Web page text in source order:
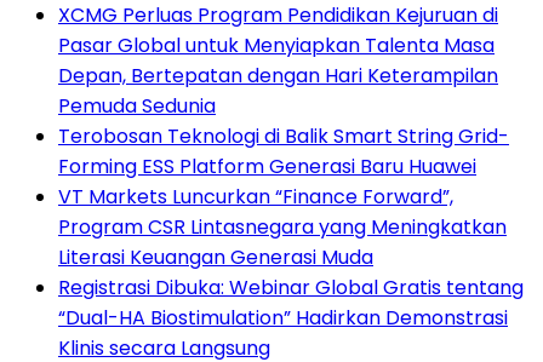
XCMG Perluas Program Pendidikan Kejuruan di
Pasar Global untuk Menyiapkan Talenta Masa
Depan, Bertepatan dengan Hari Keterampilan
Pemuda Sedunia
Terobosan Teknologi di Balik Smart String Grid-
Forming ESS Platform Generasi Baru Huawei
VT Markets Luncurkan “Finance Forward”,
Program CSR Lintasnegara yang Meningkatkan
Literasi Keuangan Generasi Muda
Registrasi Dibuka: Webinar Global Gratis tentang
“Dual-HA Biostimulation” Hadirkan Demonstrasi
Klinis secara Langsung